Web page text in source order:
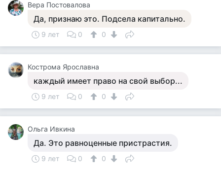
Вера Постовалова
Да, признаю это. Подсела капитально.
9 лет 0 0
Кострома Ярославна
каждый имеет право на свой выбор...
9 лет 0 0
Ольга Ивкина
Да. Это равноценные пристрастия.
9 лет 0 0